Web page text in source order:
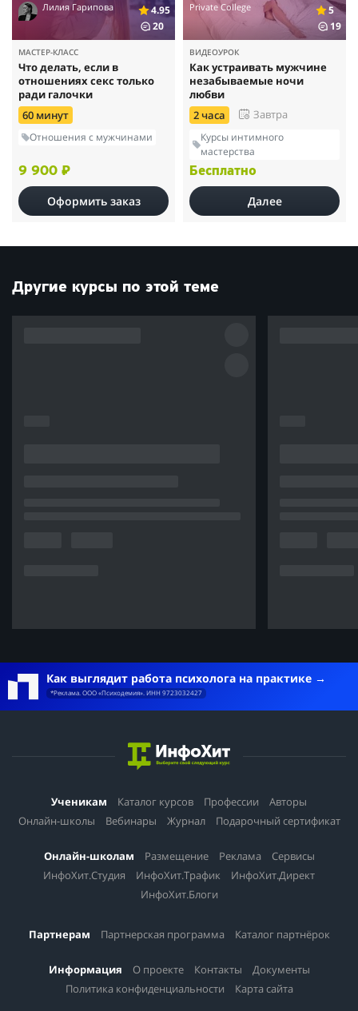
Лилия Гарипова
4.95
20
МАСТЕР-КЛАСС
Что делать, если в
отношениях секс только
ради галочки
60 минут
Отношения с мужчинами
9 900 ₽
Оформить заказ
Private College
5
19
ВИДЕОУРОК
Как устраивать мужчине
незабываемые ночи
любви
2 часа
Завтра
Курсы интимного
мастерства
Бесплатно
Далее
Другие курсы по этой теме
Как выглядит работа психолога на практике
*Реклама. ООО «Психодемия». ИНН 9723032427
Ученикам Каталог курсов Профессии
Авторы
Онлайн-школы
Вебинары Журнал Подарочный сертификат
Онлайн-школам Размещение Реклама
Сервисы
ИнфоХит.Студия
ИнфоХит.Трафик
ИнфоХит.Директ
ИнфоХит.Блоги
Партнерам Партнерская программа Каталог партнёрок
Информация О проекте Контакты
Документы
Политика конфиденциальности
Карта сайта